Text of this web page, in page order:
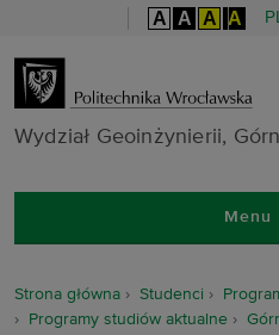
A A A A
Wydział Geoinżynierii,
Menu
Strona główna Studenci
Programy studiów aktualne